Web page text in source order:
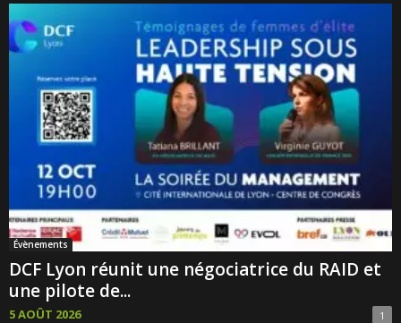
Évènements
DCF Lyon réunit une négociatrice du RAID et
une pilote de...
5 AOÛT 2026 1